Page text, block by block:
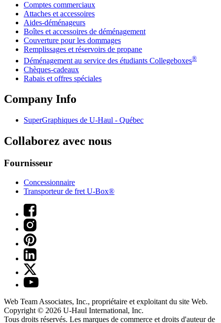
Comptes commerciaux
Attaches et accessoires
Aides-déménageurs
Boîtes et accessoires de déménagement
Couverture pour les dommages
Remplissages et réservoirs de propane
Déménagement au service des étudiants Collegeboxes®
Chèques-cadeaux
Rabais et offres spéciales
Company Info
SuperGraphiques de U-Haul - Québec
Collaborez avec nous
Fournisseur
Concessionnaire
Transporteur de fret U-Box®
Web Team Associates, Inc., propriétaire et exploitant du site Web.
Copyright © 2026 U-Haul International, Inc.
Tous droits réservés. Les marques de commerce et droits d'auteur de